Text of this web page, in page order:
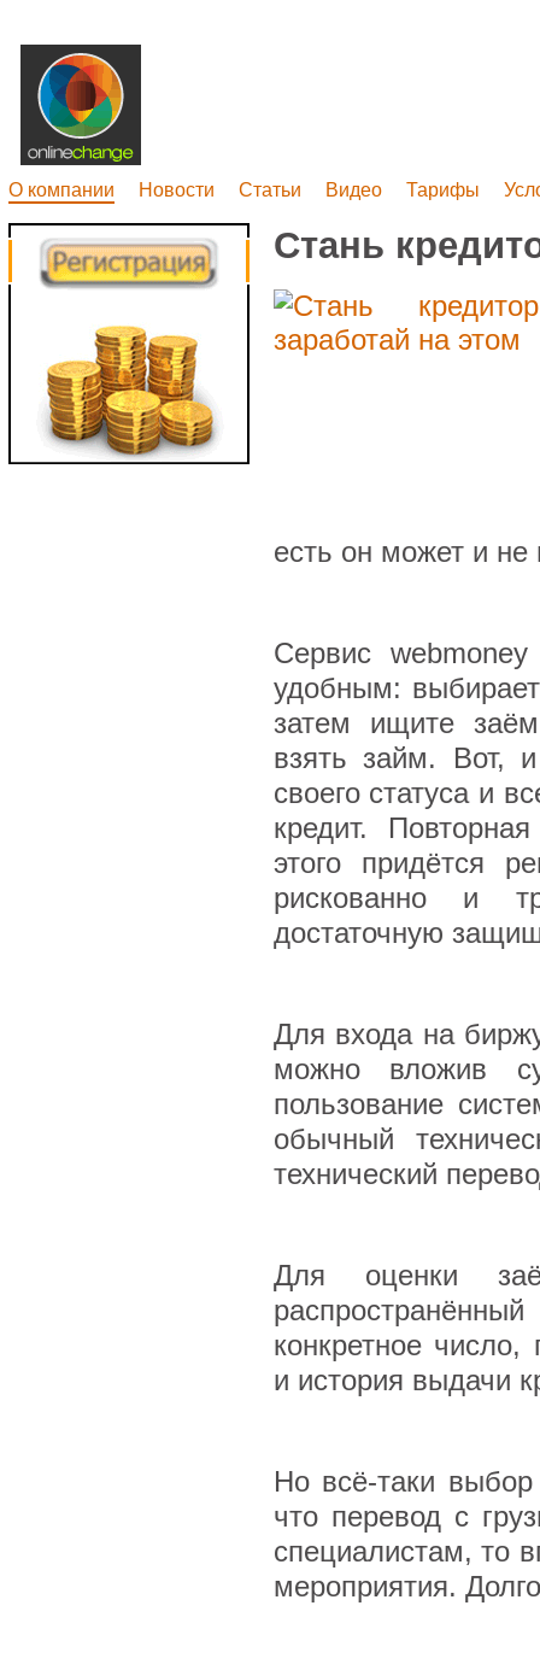
О компании Новости Статьи Видео Тарифы
Стань
есть он может и
Сервис
удобным:
затем ищите
взять займ. Вот,
своего статуса и
кредит.
этого придётся
рискованно и
достаточную
Для входа на
можно вложив
пользование
обычный
технический
Для оценки
конкретное число,
и история выдачи
Но всё-таки
что перевод с
специалистам, то
мероприятия.